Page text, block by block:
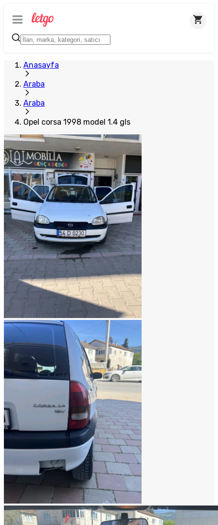
Anasayfa
Araba
Araba
Opel corsa 1998 model 1.4 gls